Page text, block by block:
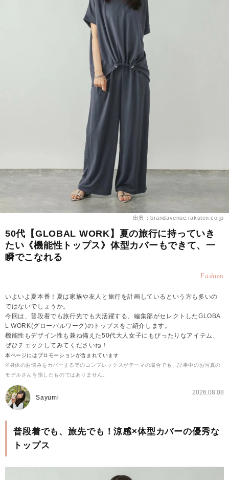
出典：brandavenue.rakuten.co.jp
50代【GLOBAL WORK】夏の旅行に持っていき
たい《機能性トップス》体型カバーもできて、一
瞬でこなれる
Fashion
いよいよ夏本番！夏は家族や友人と旅行を計画しているという方も多いの
ではないでしょうか。
今回は、普段着でも旅行先でも大活躍する、編集部がセレクトしたGLOBA
L WORK(グローバルワーク)のトップスをご紹介します。
機能性もデザイン性も兼ね備えた50代大人女子にもぴったりなアイテム、
ぜひチェックしてみてくださいね！
本ページにはプロモーションが含まれています
※身体のお悩みをカバーする等のコンプレックスがテーマの場合でも、記事中のお写真の
モデルさんを指したものではありません。
Sayumi
2026.08.08
普段着でも、旅先でも！涼感×体型カバーの優秀な
トップス